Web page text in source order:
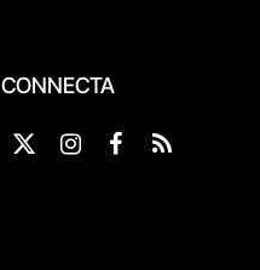
CONNECTA
X
Instagram
Facebook
RSS